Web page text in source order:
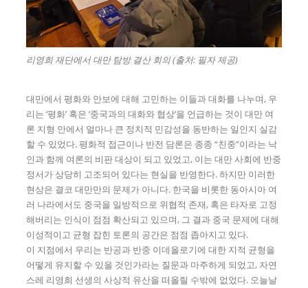
리영희 재단에서 대만 탐방 결산 회의 (출처: 필자 제공)
대만에서 평화와 안보에 대해 고민하는 이들과 대화를 나누며, 우
리는 ‘평화’ 혹은 ‘중국과의 대화와 협상’을 언급하는 것이 대만 여
론 지형 안에서 얼마나 큰 정치적 민감성을 동반하는 일인지 실감
할 수 있었다. 평화적 접근이나 반전 담론은 종종 “친중”이라는 낙
인과 함께 여론의 비판 대상이 되고 있었고, 이는 대만 사회에 반중
정서가 상당히 고조되어 있다는 현실을 반영한다. 하지만 이러한
현상은 결코 대만만의 문제가 아니다. 한국을 비롯한 동아시아 여
러 나라에서도 중국을 일방적으로 위협적 존재, 혹은 타자로 고정
해버리는 인식이 점점 확산되고 있으며, 그 결과 중국 문제에 대해
이성적이고 균형 잡힌 토론의 공간은 점점 좁아지고 있다.
이 지점에서 우리는 반공과 반중 이데올로기에 대한 지적 균형을
어떻게 유지할 수 있을 것인가라는 질문과 마주하게 되었고, 자연
스레 리영희 선생의 사상적 유산을 떠올릴 수밖에 없었다. 오늘날